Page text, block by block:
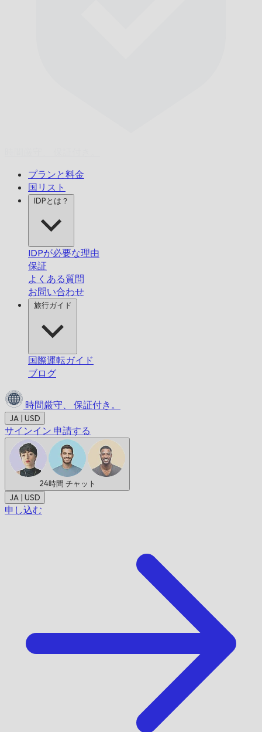
プランと料金
国リスト
IDPとは？
IDPが必要な理由
保証
よくある質問
お問い合わせ
旅行ガイド
国際運転ガイド
ブログ
時間厳守、 保証付き。
JA | USD
サインイン 申請する
24時間 チャット
JA | USD
申し込む